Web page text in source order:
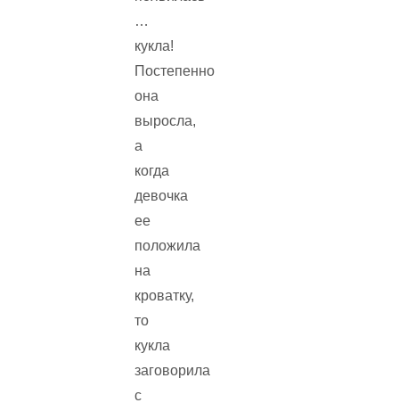
…
кукла!
Постепенно
она
выросла,
а
когда
девочка
ее
положила
на
кроватку,
то
кукла
заговорила
с